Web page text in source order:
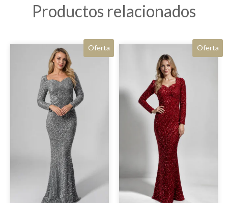
Productos relacionados
Oferta Oferta